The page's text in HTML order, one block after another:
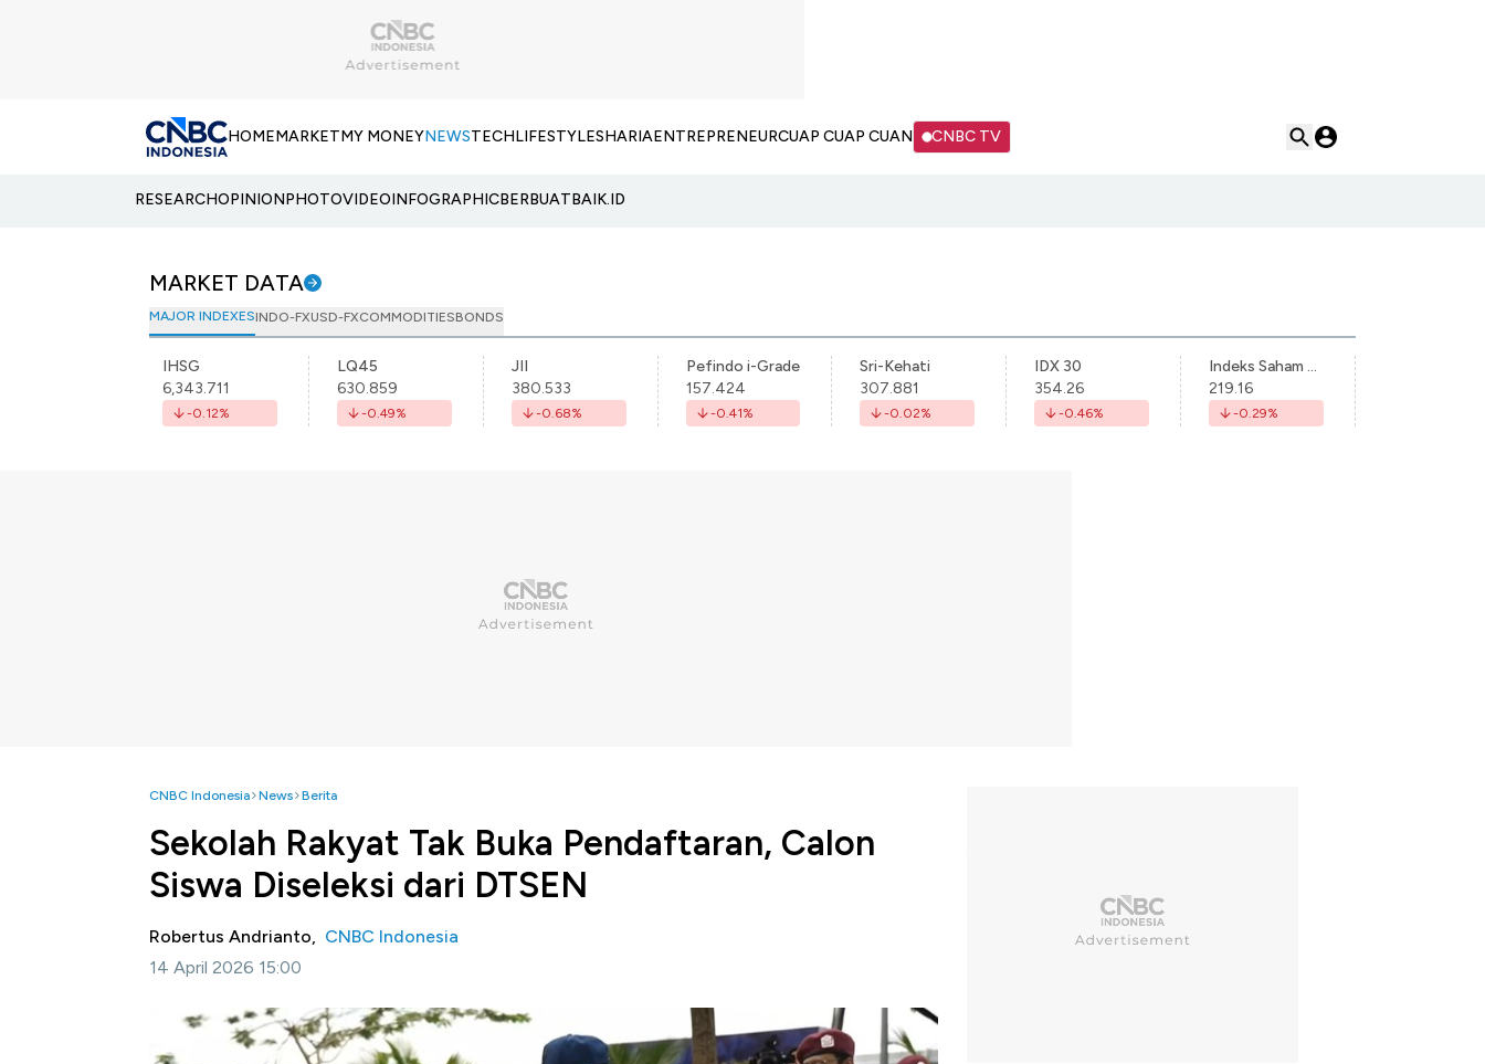
HOMEMARKETMY MONEYNEWSTECHLIFESTYLESHARIAENTREPRENEURCUAP CUAP CUAN CNBC TV
RESEARCHOPINIONPHOTOVIDEOINFOGRAPHICBERBUATBAIK.ID
MARKET DATA
MAJOR INDEXESINDO-FXUSD-FXCOMMODITIESBONDS
IHSG
6,343.711
-0.12%
LQ45
630.859
-0.49%
JII
380.533
-0.68%
Pefindo i-Grade
157.424
-0.41%
Sri-Kehati
307.881
-0.02%
IDX 30
354.26
-0.46%
Indeks Saham Syariah Indonesia
219.16
-0.29%
CNBC Indonesia News Berita
Sekolah Rakyat Tak Buka Pendaftaran, Calon
Siswa Diseleksi dari DTSEN
Robertus Andrianto, CNBC Indonesia
14 April 2026 15:00